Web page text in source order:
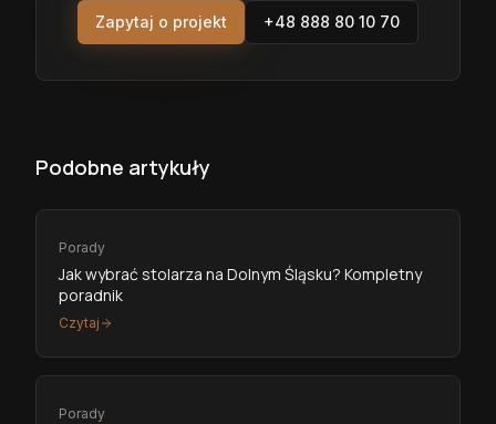
Zapytaj o projekt +48 888 80 10 70
Podobne artykuły
Porady
Jak wybrać stolarza na Dolnym Śląsku? Kompletny
poradnik
Czytaj
Porady